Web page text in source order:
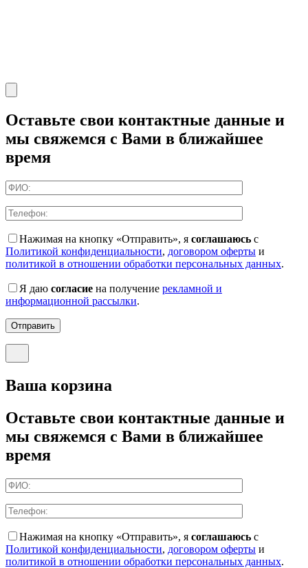
Оставьте свои контактные данные и
мы свяжемся с Вами в ближайшее
время
Нажимая на кнопку «Отправить», я соглашаюсь с
Политикой конфиденциальности, договором оферты и
политикой в отношении обработки персональных данных.
Я даю согласие на получение рекламной и
информационной рассылки.
Отправить
Ваша корзина
Оставьте свои контактные данные и
мы свяжемся с Вами в ближайшее
время
Нажимая на кнопку «Отправить», я соглашаюсь с
Политикой конфиденциальности, договором оферты и
политикой в отношении обработки персональных данных.